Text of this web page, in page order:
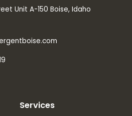
Unit A-150 Boise, Idaho
Services